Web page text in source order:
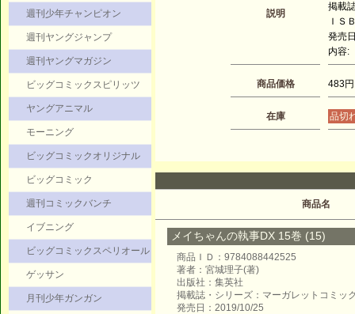
週刊少年チャンピオン
週刊ヤングジャンプ
週刊ヤングマガジン
ビッグコミックスピリッツ
ヤングアニマル
モーニング
ビッグコミックオリジナル
ビッグコミック
週刊コミックバンチ
イブニング
ビッグコミックスペリオール
ゲッサン
月刊少年ガンガン
説明
掲載
ＩＳ
発売
内容:
商品価格 483円
在庫 品切
商品名
メイちゃんの執事DX 15巻 (15)
商品ＩＤ：9784088442525
著者：宮城理子(著)
出版社：集英社
掲載誌・シリーズ：マーガレットコミッ
発売日：2019/10/25